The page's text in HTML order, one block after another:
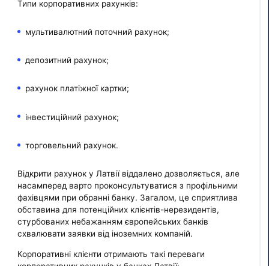
Типи корпоративних рахунків:
мультивалютний поточний рахунок;
депозитний рахунок;
рахунок платіжної картки;
інвестиційний рахунок;
торговельний рахунок.
Відкрити рахунок у Латвії віддалено дозволяється, але
насамперед варто проконсультуватися з профільними
фахівцями при обранні банку. Загалом, це сприятлива
обставина для потенційних клієнтів-нерезидентів,
стурбованих небажанням європейських банків
схвалювати заявки від іноземних компаній.
Корпоративні клієнти отримають такі переваги